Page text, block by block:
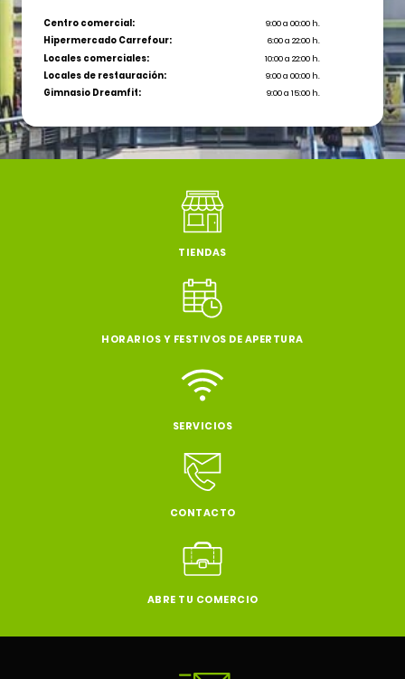
Centro comercial:
9:00 a 00:00 h.
Hipermercado Carrefour:
6:00 a 22:00 h.
Locales comerciales:
10:00 a 22:00 h.
Locales de restauración:
9:00 a 00:00 h.
Gimnasio Dreamfit:
9:00 a 15:00 h.
TIENDAS
HORARIOS Y FESTIVOS DE APERTURA
SERVICIOS
CONTACTO
ABRE TU COMERCIO